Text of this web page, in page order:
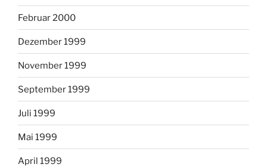
Februar 2000
Dezember 1999
November 1999
September 1999
Juli 1999
Mai 1999
April 1999